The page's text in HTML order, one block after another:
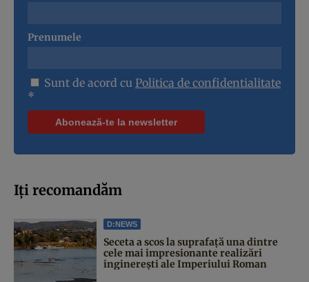
Prenumele
Sunt de acord cu Politica de confidentialitate
*
Iți recomandăm
D:NEWS
Seceta a scos la suprafață una dintre
cele mai impresionante realizări
inginerești ale Imperiului Roman